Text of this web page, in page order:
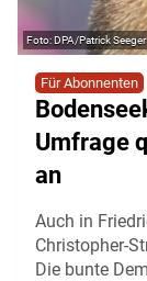
DPA/Patrick Seeger
Für Abonnenten
Umfrage
an
Auch in
Christopher-
Die bunte